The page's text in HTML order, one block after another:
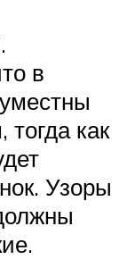
в
как
Узоры